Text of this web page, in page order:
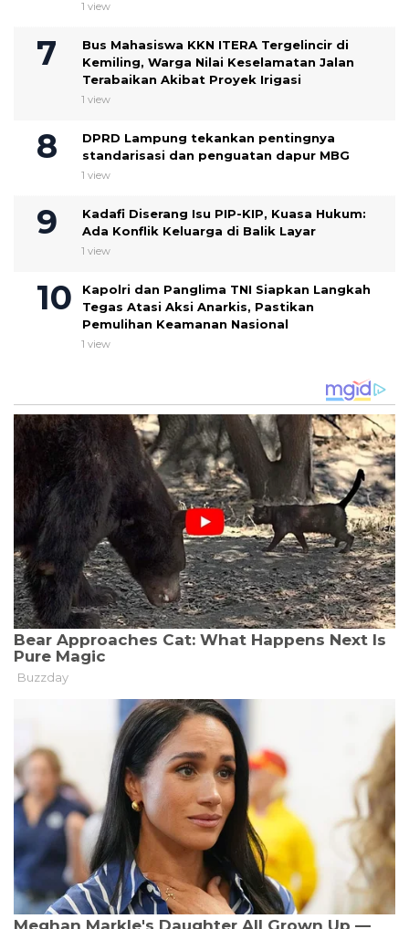
1 view
Bus Mahasiswa KKN ITERA Tergelincir di
Kemiling, Warga Nilai Keselamatan Jalan
Terabaikan Akibat Proyek Irigasi
1 view
DPRD Lampung tekankan pentingnya
standarisasi dan penguatan dapur MBG
1 view
Kadafi Diserang Isu PIP-KIP, Kuasa Hukum:
Ada Konflik Keluarga di Balik Layar
1 view
Kapolri dan Panglima TNI Siapkan Langkah
Tegas Atasi Aksi Anarkis, Pastikan
Pemulihan Keamanan Nasional
1 view